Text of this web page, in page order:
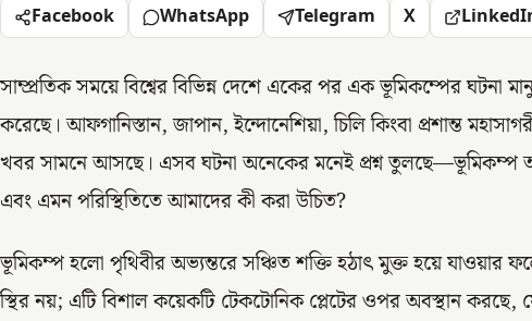
Facebook WhatsApp Telegram X
সাম্প্রতিক সময়ে বিশ্বের বিভিন্ন দেশে একের পর এক ভূমিকম্পের ঘটনা
করেছে। আফগানিস্তান, জাপান, ইন্দোনেশিয়া, চিলি কিংবা প্রশান্ত
খবর সামনে আসছে। এসব ঘটনা অনেকের মনেই প্রশ্ন
এবং এমন পরিস্থিতিতে আমাদের কী করা উচিত?
ভূমিকম্প হলো পৃথিবীর অভ্যন্তরে সঞ্চিত শক্তি হঠাৎ মুক্ত হয়ে যাওয়ার
স্থির নয়; এটি বিশাল কয়েকটি টেকটোনিক প্লেটের ওপর অবস্থান করছে,